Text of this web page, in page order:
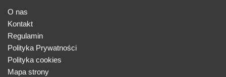
O nas
Kontakt
Regulamin
Polityka Prywatności
Polityka cookies
Mapa strony